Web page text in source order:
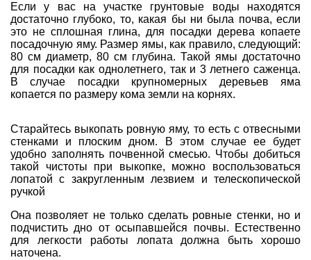
Если у вас на участке грунтовые воды находятся
достаточно глубоко, то, какая бы ни была почва, если
это не сплошная глина, для посадки дерева копаете
посадочную яму. Размер ямы, как правило, следующий:
80 см диаметр, 80 см глубина. Такой ямы достаточно
для посадки как однолетнего, так и 3 летнего саженца.
В случае посадки крупномерных деревьев яма
копается по размеру кома земли на корнях.
Старайтесь выкопать ровную яму, то есть с отвесными
стенками и плоским дном. В этом случае ее будет
удобно заполнять почвенной смесью. Чтобы добиться
такой чистоты при выкопке, можно воспользоваться
лопатой с закругленным лезвием и телескопической
ручкой
Она позволяет не только сделать ровные стенки, но и
подчистить дно от осыпавшейся почвы. Естественно
для легкости работы лопатадолжна быть хорошо
наточена.